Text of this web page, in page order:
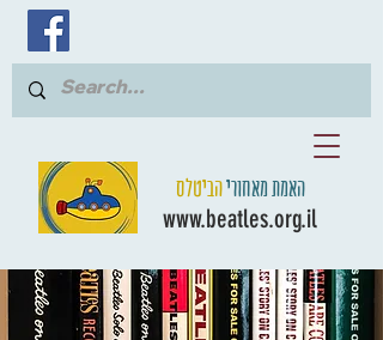
האמת מאחוריהביטלס
www.beatles.org.il